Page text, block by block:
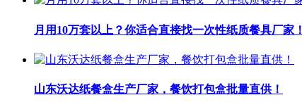
月用10万套以上？你适合直接找一次性纸质餐具厂家！
山东沃达纸餐盒生产厂家，餐饮打包盒批量直供！